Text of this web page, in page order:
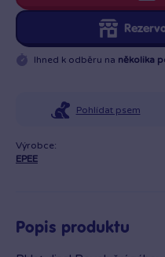
Ihned k odběru na několika
Pohlídat psem
Výrobce:
EPEE
Popis produktu